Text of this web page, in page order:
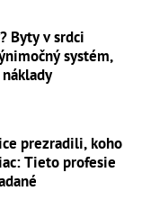
Byty v srdci
systém,
prezradili, koho
Tieto profesie